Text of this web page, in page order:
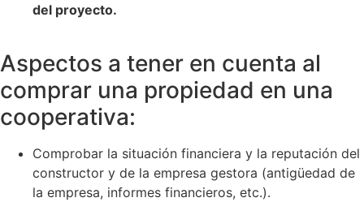
del proyecto.
Aspectos a tener en cuenta al
comprar una propiedad en una
cooperativa:
Comprobar la situación financiera y la reputación del
constructor y de la empresa gestora (antigüedad de
la empresa, informes financieros, etc.).